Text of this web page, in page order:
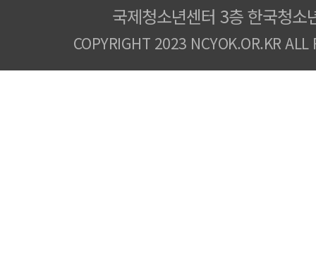
국제청소년센터 3층 한국청소
COPYRIGHT 2023 NCYOK.OR.KR ALL